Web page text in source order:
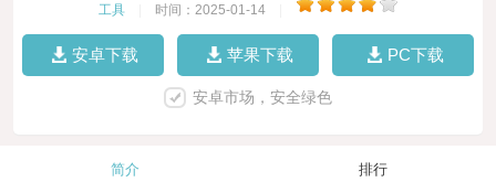
工具 时间：2025-01-14
安卓下载 苹果下载 PC下载
安卓市场，安全绿色
简介 排行